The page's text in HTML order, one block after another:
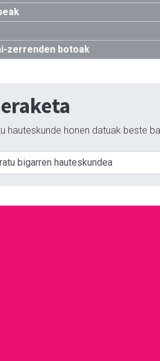
zerrenden botoak
hauteskunde honen datuak beste